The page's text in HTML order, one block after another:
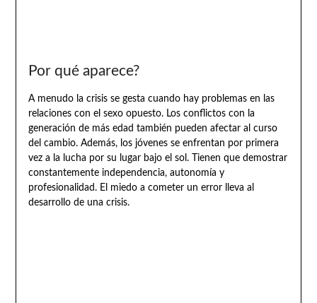
Por qué aparece?
A menudo la crisis se gesta cuando hay problemas en las
relaciones con el sexo opuesto. Los conflictos con la
generación de más edad también pueden afectar al curso
del cambio. Además, los jóvenes se enfrentan por primera
vez a la lucha por su lugar bajo el sol. Tienen que demostrar
constantemente independencia, autonomía y
profesionalidad. El miedo a cometer un error lleva al
desarrollo de una crisis.